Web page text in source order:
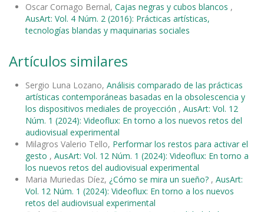
Oscar Cornago Bernal, Cajas negras y cubos blancos ,
AusArt: Vol. 4 Núm. 2 (2016): Prácticas artísticas,
tecnologías blandas y maquinarias sociales
Artículos similares
Sergio Luna Lozano, Análisis comparado de las prácticas
artísticas contemporáneas basadas en la obsolescencia y
los dispositivos mediales de proyección , AusArt: Vol. 12
Núm. 1 (2024): Videoflux: En torno a los nuevos retos del
audiovisual experimental
Milagros Valerio Tello, Performar los restos para activar el
gesto , AusArt: Vol. 12 Núm. 1 (2024): Videoflux: En torno a
los nuevos retos del audiovisual experimental
Maria Muriedas Díez, ¿Cómo se mira un sueño? , AusArt:
Vol. 12 Núm. 1 (2024): Videoflux: En torno a los nuevos
retos del audiovisual experimental